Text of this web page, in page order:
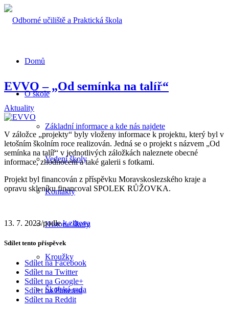
Domů
O škole
Základní informace a kde nás najdete
Vedení školy
Kontakty
Historie školy
Kroužky
Školská rada
EVVO – „Od semínka na talíř“
Aktuality
V záložce „projekty“ byly vloženy informace k projektu, který byl v
letošním školním roce realizován. Jedná se o projekt s názvem „Od
semínka na talíř“ v jednotlivých záložkách naleznete obecné
informace, zhodnocení a také galerii s fotkami.
Projekt byl financován z příspěvku Moravskoslezského kraje a
opravu skleníku financoval SPOLEK RŮŽOVKA.
13. 7. 2023/podlek.ziltova
Sdílet tento příspěvek
Sdílet na Facebook
Sdílet na Twitter
Sdílet na Google+
Sdílet na Pinterest
Sdílet na Reddit